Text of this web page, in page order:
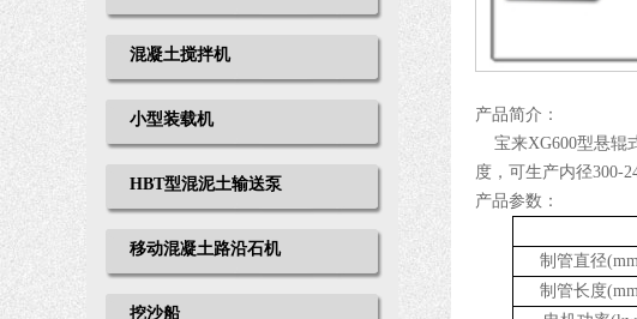
混凝土搅拌机
小型装载机
HBT型混泥土输送泵
移动混凝土路沿石机
挖沙船
产品简介：
宝来XG600型悬辊
度，可生产内径300-
产品参数：
制管直径
制管长度